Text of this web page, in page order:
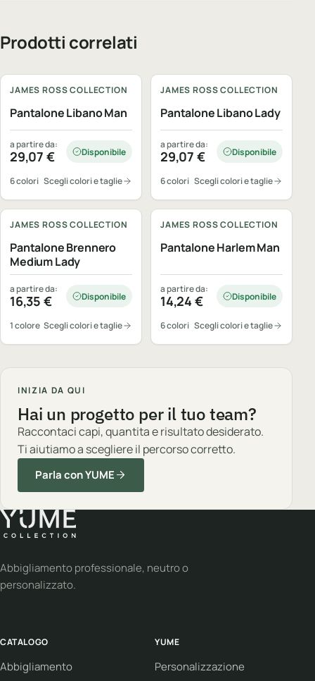
Prodotti correlati
JAMES ROSS COLLECTION
Pantalone Libano Man
a partire da:
29,07 € Disponibile
6 colori Scegli colori e taglie
JAMES ROSS COLLECTION
Pantalone Libano Lady
a partire da:
29,07 € Disponibile
6 colori Scegli colori e taglie
JAMES ROSS COLLECTION
Pantalone Brennero
Medium Lady
a partire da:
16,35 € Disponibile
1 colore Scegli colori e taglie
JAMES ROSS COLLECTION
Pantalone Harlem Man
a partire da:
14,24 € Disponibile
6 colori Scegli colori e taglie
INIZIA DA QUI
Hai un progetto per il tuo team?
Raccontaci capi, quantita e risultato desiderato.
Ti aiutiamo a scegliere il percorso corretto.
Parla con YUME
Abbigliamento professionale, neutro o
personalizzato.
CATALOGO
Abbigliamento
YUME
Personalizzazione